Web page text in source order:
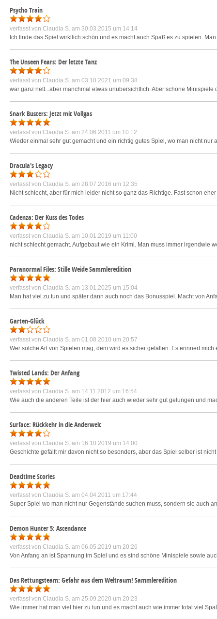
Psycho Train
verfasst von Claudia S. am 30.03.2015 um 14:14
Ich finde das Spiel wirkllich schön und es macht auch Spaß es zu spielen.
The Unseen Fears: Der letzte Tanz
verfasst von Claudia S. am 03.10.2021 um 09:38
war ganz nett...aber manchmal etwas unübersichtlich. Aber schöne
Snark Busters: Jetzt mit Vollgas
verfasst von Claudia S. am 24.06.2011 um 10:12
Wieder einmal sehr gut gemacht und ein richtig gutes Spiel, wo man nicht
Dracula's Legacy
verfasst von Claudia S. am 28.07.2016 um 12:35
Nicht schlecht, aber für mich leider nicht so ganz das Richtige. Fast schon
Cadenza: Der Kuss des Todes
verfasst von Claudia S. am 10.01.2019 um 11:00
nicht schlecht gemacht. Aufgebaut wie ein Krimi. Man muss immer
Paranormal Files: Stille Weide Sammleredition
verfasst von Claudia S. am 13.01.2025 um 15:04
Man hat viel zu tun und später dann auch noch das Bonusspiel. Macht von
Garten-Glück
verfasst von Claudia S. am 01.08.2010 um 20:57
Wer solche Art von Spielen mag, dem wird es sicher gefallen. Es erinnert
Twisted Lands: Der Anfang
verfasst von Claudia S. am 14.11.2012 um 16:54
Wie auch die anderen Teile ist der hier auch wieder sehr gut gelungen und
Surface: Rückkehr in die Anderwelt
verfasst von Claudia S. am 16.10.2019 um 14:00
Geschichte gefällt mir davon nicht so besonders, aber das Spiel selber ist
Deadtime Stories
verfasst von Claudia S. am 04.04.2011 um 17:44
Super Spiel wo man nicht nur Gegenstände suchen muss, sondern sie auch
Demon Hunter 5: Ascendance
verfasst von Claudia S. am 06.05.2019 um 20:26
Von Anfang an ist Spannung im Spiel und es sind schöne Minispiele sowie
Das Rettungsteam: Gefahr aus dem Weltraum! Sammleredition
verfasst von Claudia S. am 25.09.2020 um 20:23
Wie immer hat man viel hier zu tun und es macht auch wie immer total viel